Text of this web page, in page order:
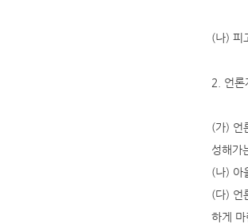
(나) 피
2. 언론
(가) 언
성해가
(나) 아
(다) 언
하게 마